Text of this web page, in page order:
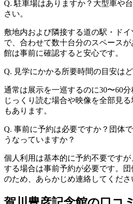
Q. 駐車場はありますか？大型車や
さい。
敷地内および隣接する道の駅・ド
で、合わせて数十台分のスペース
館は事前に確認すると安心です。
Q. 見学にかかる所要時間の目安は
通常は展示を一巡するのに30〜60
じっくり読む場合や映像を全部見
もあります。
Q. 事前に予約は必要ですか？団体
うなっていますか？
個人利用は基本的に予約不要です
する場合は事前予約が必要です。
のため、あらかじめ連絡してくださ